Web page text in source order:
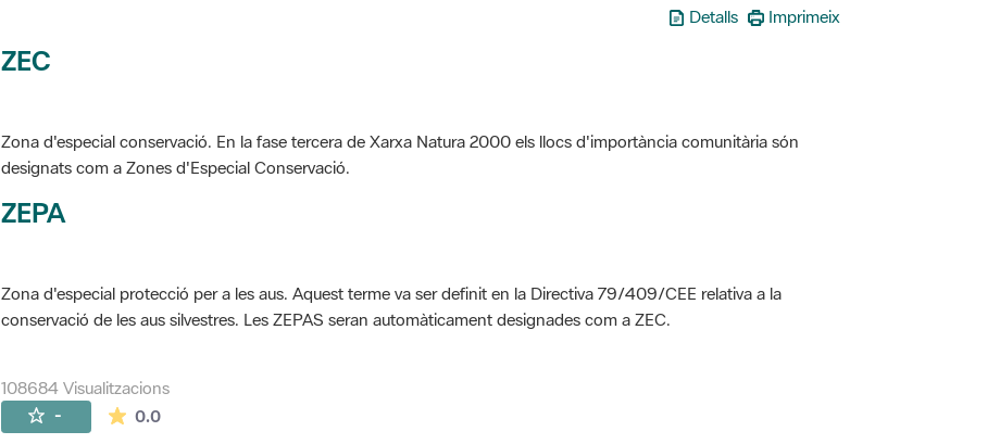
Detalls Imprimeix
ZEC
Zona d'especial conservació. En la fase tercera de Xarxa Natura 2000 els llocs d'importància comunitària són
designats com a Zones d'Especial Conservació.
ZEPA
Zona d'especial protecció per a les aus. Aquest terme va ser definit en la Directiva 79/409/CEE relativa a la
conservació de les aus silvestres. Les ZEPAS seran automàticament designades com a ZEC.
108684 Visualitzacions
- 0.0La mitjana de les valoracions és de 0 estrelles de 5.